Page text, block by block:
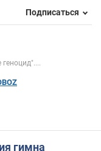
Подписаться
геноцид"....
гимна